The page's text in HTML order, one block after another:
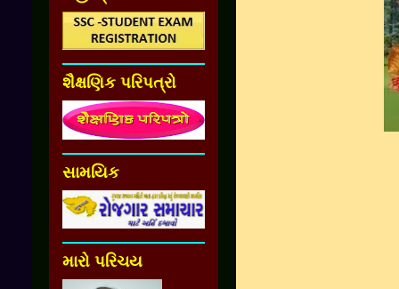
શૈક્ષણિક પરિપત્રો
સામયિક
મારો પરિચય